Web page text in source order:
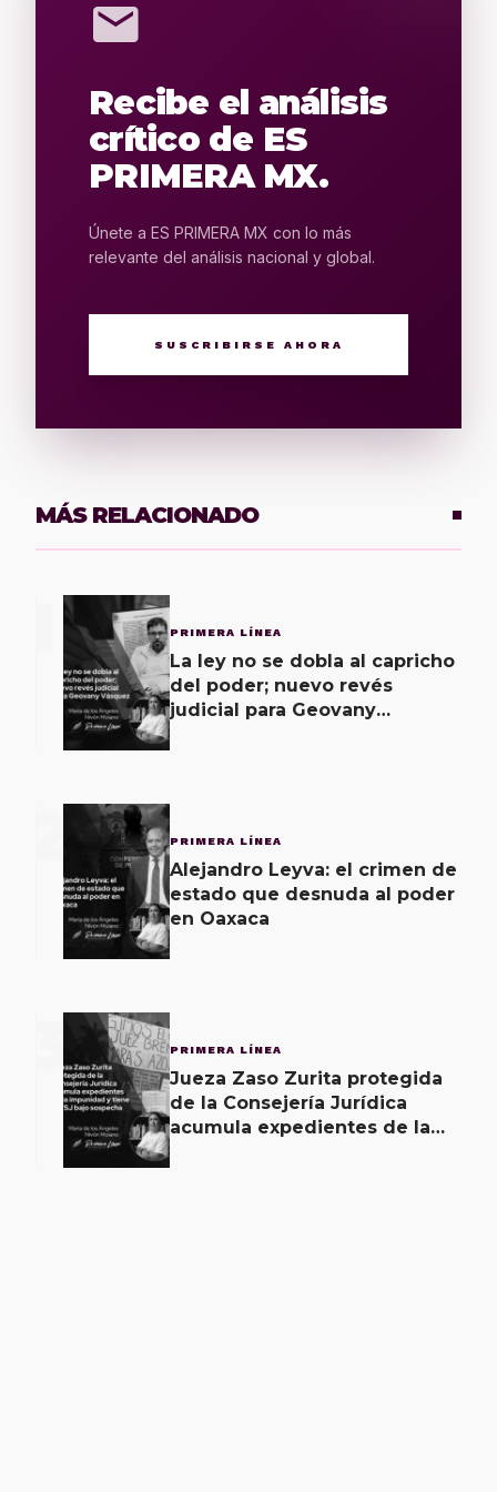
mail
Recibe el análisis
crítico de ES
PRIMERA MX.
Únete a ES PRIMERA MX con lo más
relevante del análisis nacional y global.
SUSCRIBIRSE AHORA
MÁS RELACIONADO
PRIMERA LÍNEA
La ley no se dobla al capricho
del poder; nuevo revés
judicial para Geovany
PRIMERA LÍNEA
Alejandro Leyva: el crimen de
estado que desnuda al poder
en Oaxaca
3 PRIMERA LÍNEA
Jueza Zaso Zurita protegida
de la Consejería Jurídica
acumula expedientes de la